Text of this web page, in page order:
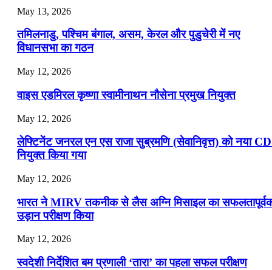
📝 डेली करेंट अफेयर्स: 13-15 जुलाई 2026
May 13, 2026
तमिलनाडु, पश्चिम बंगाल, असम, केरल और पुडुचेरी में नए
विधानसभा का गठन
May 12, 2026
वाइस एडमिरल कृष्णा स्वामीनाथन नौसेना प्रमुख नियुक्त
May 12, 2026
लेफ्टिनेंट जनरल एन एस राजा सुब्रमणि (सेवानिवृत्त) को नया
नियुक्त किया गया
May 12, 2026
भारत ने MIRV तकनीक से लैस अग्नि मिसाइल का
उड़ान परीक्षण किया
May 12, 2026
स्वदेशी निर्देशित बम प्रणाली ‘तारा’ का पहला सफल परीक्षण